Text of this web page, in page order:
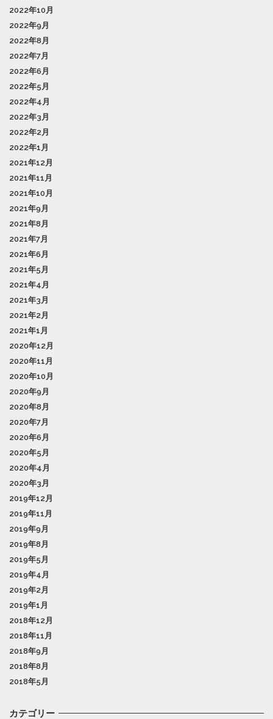
2022年10月
2022年9月
2022年8月
2022年7月
2022年6月
2022年5月
2022年4月
2022年3月
2022年2月
2022年1月
2021年12月
2021年11月
2021年10月
2021年9月
2021年8月
2021年7月
2021年6月
2021年5月
2021年4月
2021年3月
2021年2月
2021年1月
2020年12月
2020年11月
2020年10月
2020年9月
2020年8月
2020年7月
2020年6月
2020年5月
2020年4月
2020年3月
2019年12月
2019年11月
2019年9月
2019年8月
2019年5月
2019年4月
2019年2月
2019年1月
2018年12月
2018年11月
2018年9月
2018年8月
2018年5月
カテゴリー